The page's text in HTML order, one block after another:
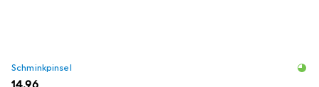
Schminkpinsel